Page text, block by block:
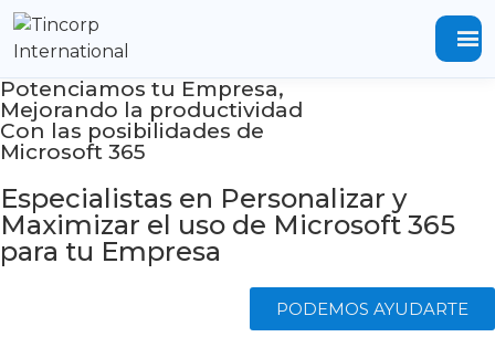
menu
Potenciamos tu Empresa,
Mejorando la productividad
Con las posibilidades de
Microsoft 365
Especialistas en Personalizar y
Maximizar el uso de Microsoft 365
para tu Empresa
PODEMOS AYUDARTE